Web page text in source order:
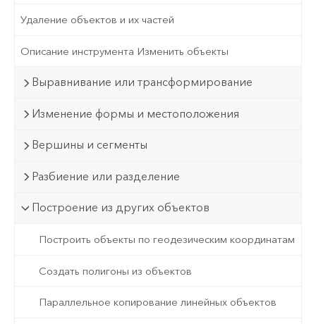
Удаление объектов и их частей
Описание инструмента Изменить объекты
Выравнивание или трансформирование
Изменение формы и местоположения
Вершины и сегменты
Разбиение или разделение
Построение из других объектов
Построить объекты по геодезическим координатам
Создать полигоны из объектов
Параллельное копирование линейных объектов